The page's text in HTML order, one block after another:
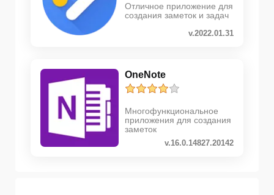
Отличное приложение для
создания заметок и задач
v.2022.01.31
OneNote
Многофункциональное
приложения для создания
заметок
v.16.0.14827.20142